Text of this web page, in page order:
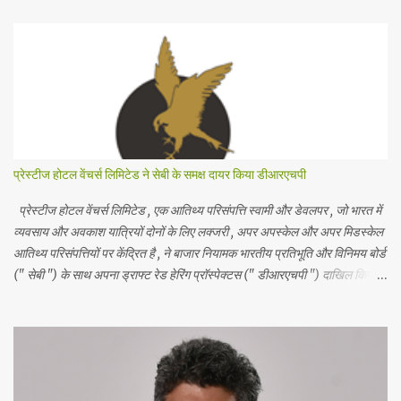
काबरा , विद्यालय प्रबंध समिति के सदस्य श्री अमित सोनी , श्रीमती अरुणा गगरानी व
विद्यालय के प्राचार्य श्री अशोक जी वैद मंचासीन थे। मानद सचिव ने विद्यालय की
स्थापना के उद्देश्यों का स्मरण कराते हुए कहा कि शिक्षा के माध्यम से छात्रों के सर्वांगीण
विकास के लिए हरसंभव प्रयास करके गुणवत्तापूर्ण शिक्षा के लिए हम कटिबद्ध हैं । समारोह
के विशिष्ट अतिथि ने विद्य...
प्रेस्टीज होटल वेंचर्स लिमिटेड ने सेबी के समक्ष दायर किया डीआरएचपी
प्रेस्टीज होटल वेंचर्स लिमिटेड , एक आतिथ्य परिसंपत्ति स्वामी और डेवलपर , जो भारत में
व्यवसाय और अवकाश यात्रियों दोनों के लिए लक्जरी , अपर अपस्केल और अपर मिडस्केल
आतिथ्य परिसंपत्तियों पर केंद्रित है , ने बाजार नियामक भारतीय प्रतिभूति और विनिमय बोर्ड
(" सेबी ") के साथ अपना ड्राफ्ट रेड हेरिंग प्रॉस्पेक्टस (" डीआरएचपी ") दाखिल किया
का प्रस्ताव है , जो कुल मिलाकर 1000 करोड़ रुपये तक है। बिक्री के प्रस्ताव में
प्रेस्टीज एस्टेट्स प्रोजेक्ट्स लिमिटेड ( प्रवर्तक विक्रय शेयरधारक ) द्वारा ₹ 5 अंकित
मूल्य के इक्विटी शेयर शामिल हैं। प्रेस्टीज होटल वेंचर्स लिमिटेड ने शुद्ध आय से 1121.276